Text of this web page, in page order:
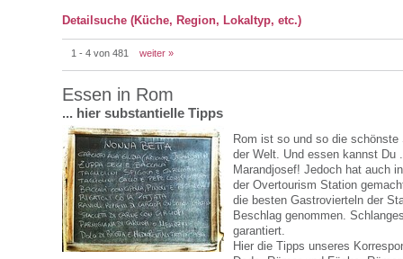
Detailsuche (Küche, Region, Lokaltyp, etc.)
1 - 4 von 481 weiter »
Essen in Rom
... hier substantielle Tipps
Rom ist so und so die schönste
der Welt. Und essen kannst Du
Marandjosef! Jedoch hat auch
der Overtourism Station
die besten Gastrovierteln der
Beschlag genommen.
garantiert.
Hier die Tipps unseres